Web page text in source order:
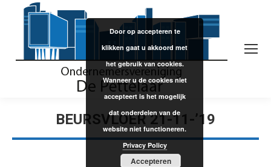
BEURSVLOER 21-11-’19
Door op accepteren te
klikken gaat u akkoord met
het gebruik van cookies.
Wanneer u de cookies niet
accepteert is het mogelijk
dat onderdelen van de
website niet functioneren.
Privacy Policy
Accepteren